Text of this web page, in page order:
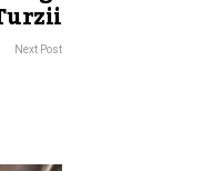
Next Post